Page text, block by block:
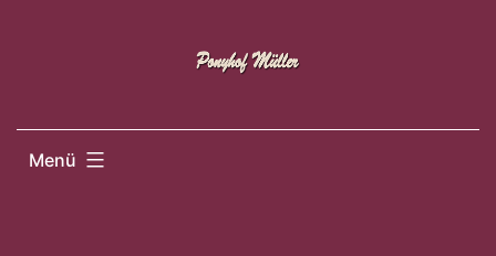
Menü